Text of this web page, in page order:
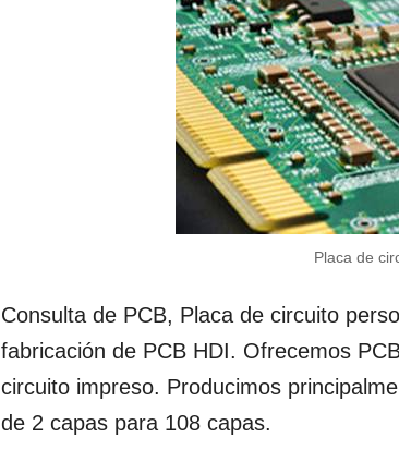
Placa de
Consulta de PCB, Placa de circuito
fabricación de PCB HDI. Ofrecemos
circuito impreso. Producimos
de 2 capas para 108 capas.